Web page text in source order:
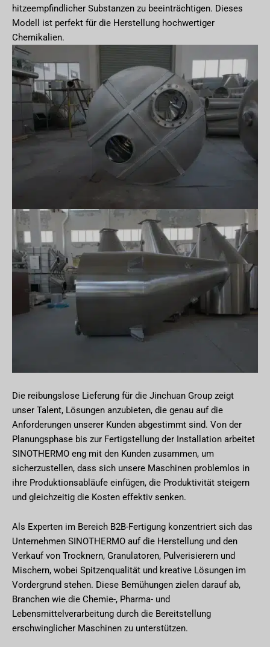
hitzeempfindlicher Substanzen zu beeinträchtigen. Dieses
Modell ist perfekt für die Herstellung hochwertiger
Chemikalien.
Die reibungslose Lieferung für die Jinchuan Group zeigt
unser Talent, Lösungen anzubieten, die genau auf die
Anforderungen unserer Kunden abgestimmt sind. Von der
Planungsphase bis zur Fertigstellung der Installation arbeitet
SINOTHERMO eng mit den Kunden zusammen, um
sicherzustellen, dass sich unsere Maschinen problemlos in
ihre Produktionsabläufe einfügen, die Produktivität steigern
und gleichzeitig die Kosten effektiv senken.
Als Experten im Bereich B2B-Fertigung konzentriert sich das
Unternehmen SINOTHERMO auf die Herstellung und den
Verkauf von Trocknern, Granulatoren, Pulverisierern und
Mischern, wobei Spitzenqualität und kreative Lösungen im
Vordergrund stehen. Diese Bemühungen zielen darauf ab,
Branchen wie die Chemie-, Pharma- und
Lebensmittelverarbeitung durch die Bereitstellung
erschwinglicher Maschinen zu unterstützen.